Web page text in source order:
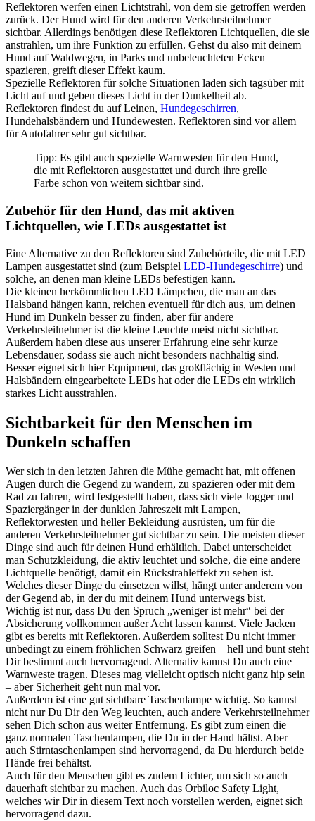
Reflektoren werfen einen Lichtstrahl, von dem sie getroffen werden
zurück. Der Hund wird für den anderen Verkehrsteilnehmer
sichtbar. Allerdings benötigen diese Reflektoren Lichtquellen, die sie
anstrahlen, um ihre Funktion zu erfüllen. Gehst du also mit deinem
Hund auf Waldwegen, in Parks und unbeleuchteten Ecken
spazieren, greift dieser Effekt kaum.
Spezielle Reflektoren für solche Situationen laden sich tagsüber mit
Licht auf und geben dieses Licht in der Dunkelheit ab.
Reflektoren findest du auf Leinen, Hundegeschirren,
Hundehalsbändern und Hundewesten. Reflektoren sind vor allem
für Autofahrer sehr gut sichtbar.
Tipp: Es gibt auch spezielle Warnwesten für den Hund,
die mit Reflektoren ausgestattet und durch ihre grelle
Farbe schon von weitem sichtbar sind.
Zubehör für den Hund, das mit aktiven
Lichtquellen, wie LEDs ausgestattet ist
Eine Alternative zu den Reflektoren sind Zubehörteile, die mit LED
Lampen ausgestattet sind (zum Beispiel LED-Hundegeschirre) und
solche, an denen man kleine LEDs befestigen kann.
Die kleinen herkömmlichen LED Lämpchen, die man an das
Halsband hängen kann, reichen eventuell für dich aus, um deinen
Hund im Dunkeln besser zu finden, aber für andere
Verkehrsteilnehmer ist die kleine Leuchte meist nicht sichtbar.
Außerdem haben diese aus unserer Erfahrung eine sehr kurze
Lebensdauer, sodass sie auch nicht besonders nachhaltig sind.
Besser eignet sich hier Equipment, das großflächig in Westen und
Halsbändern eingearbeitete LEDs hat oder die LEDs ein wirklich
starkes Licht ausstrahlen.
Sichtbarkeit für den Menschen im
Dunkeln schaffen
Wer sich in den letzten Jahren die Mühe gemacht hat, mit offenen
Augen durch die Gegend zu wandern, zu spazieren oder mit dem
Rad zu fahren, wird festgestellt haben, dass sich viele Jogger und
Spaziergänger in der dunklen Jahreszeit mit Lampen,
Reflektorwesten und heller Bekleidung ausrüsten, um für die
anderen Verkehrsteilnehmer gut sichtbar zu sein. Die meisten dieser
Dinge sind auch für deinen Hund erhältlich. Dabei unterscheidet
man Schutzkleidung, die aktiv leuchtet und solche, die eine andere
Lichtquelle benötigt, damit ein Rückstrahleffekt zu sehen ist.
Welches dieser Dinge du einsetzen willst, hängt unter anderem von
der Gegend ab, in der du mit deinem Hund unterwegs bist.
Wichtig ist nur, dass Du den Spruch „weniger ist mehr“ bei der
Absicherung vollkommen außer Acht lassen kannst. Viele Jacken
gibt es bereits mit Reflektoren. Außerdem solltest Du nicht immer
unbedingt zu einem fröhlichen Schwarz greifen – hell und bunt steht
Dir bestimmt auch hervorragend. Alternativ kannst Du auch eine
Warnweste tragen. Dieses mag vielleicht optisch nicht ganz hip sein
– aber Sicherheit geht nun mal vor.
Außerdem ist eine gut sichtbare Taschenlampe wichtig. So kannst
nicht nur Du Dir den Weg leuchten, auch andere Verkehrsteilnehmer
sehen Dich schon aus weiter Entfernung. Es gibt zum einen die
ganz normalen Taschenlampen, die Du in der Hand hältst. Aber
auch Stirntaschenlampen sind hervorragend, da Du hierdurch beide
Hände frei behältst.
Auch für den Menschen gibt es zudem Lichter, um sich so auch
dauerhaft sichtbar zu machen. Auch das Orbiloc Safety Light,
welches wir Dir in diesem Text noch vorstellen werden, eignet sich
hervorragend dazu.